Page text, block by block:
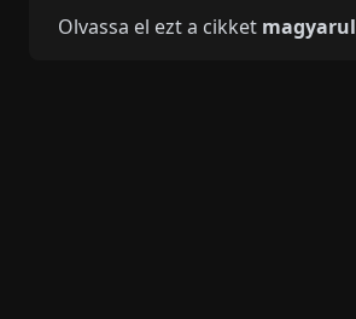
Olvassa el ezt a cikket magyarul